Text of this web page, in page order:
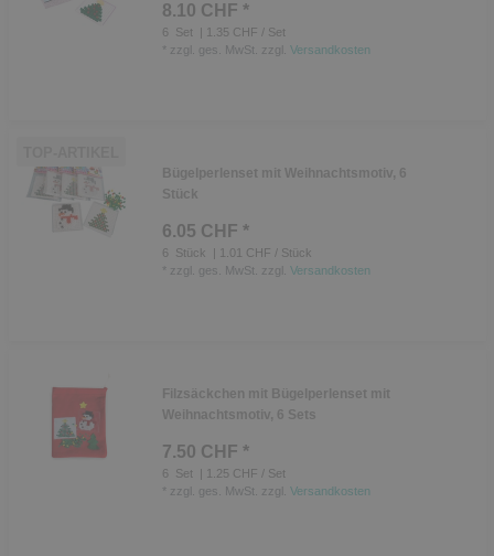
8.10 CHF *
6 Set
| 1.35 CHF / Set
zzgl. ges. MwSt. zzgl. Versandkosten
Bügelperlenset mit Weihnachtsmotiv, 6
Stück
6.05 CHF *
6 Stück
| 1.01 CHF / Stück
zzgl. ges. MwSt. zzgl. Versandkosten
Filzsäckchen mit Bügelperlenset mit
Weihnachtsmotiv, 6 Sets
7.50 CHF *
6 Set
| 1.25 CHF / Set
zzgl. ges. MwSt. zzgl. Versandkosten